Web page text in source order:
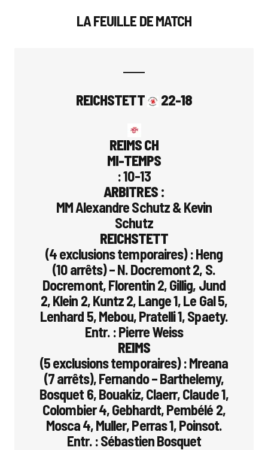
LA FEUILLE DE MATCH
REICHSTETT 22-18
REIMS CH
MI-TEMPS
: 10-13
ARBITRES :
MM Alexandre Schutz & Kevin
Schutz
REICHSTETT
(4 exclusions temporaires) : Heng
(10 arrêts) – N. Docremont 2, S.
Docremont, Florentin 2, Gillig, Jund
2, Klein 2, Kuntz 2, Lange 1, Le Gal 5,
Lenhard 5, Mebou, Pratelli 1, Spaety.
Entr. : Pierre Weiss
REIMS
(5 exclusions temporaires) : Mreana
(7 arrêts), Fernando – Barthelemy,
Bosquet 6, Bouakiz, Claerr, Claude 1,
Colombier 4, Gebhardt, Pembélé 2,
Mosca 4, Muller, Perras 1, Poinsot.
Entr. : Sébastien Bosquet